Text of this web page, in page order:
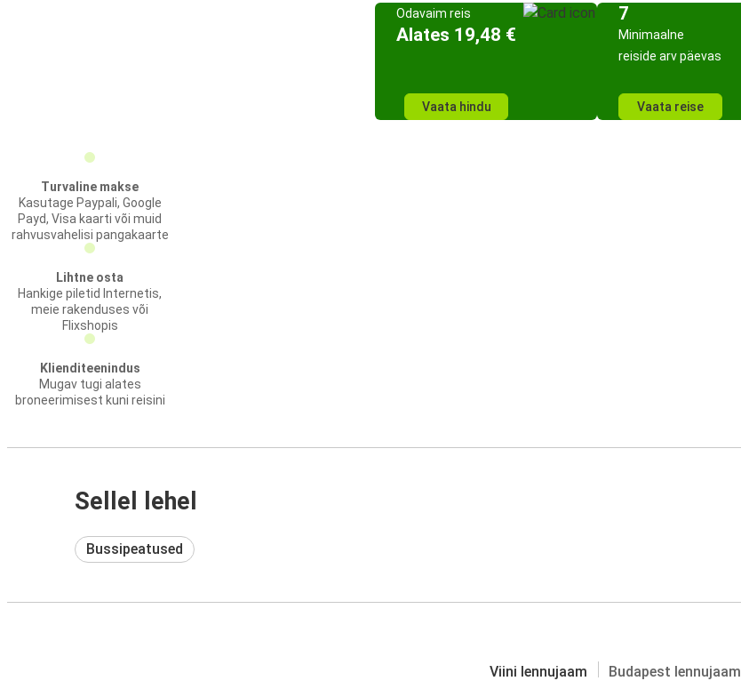
Odavaim reis
Alates 19,48 €
Vaata hindu
7
Minimaalne
reiside arv päevas
Vaata reise
Turvaline makse
Kasutage Paypali, Google
Payd, Visa kaarti või muid
rahvusvahelisi pangakaarte
Lihtne osta
Hankige piletid Internetis,
meie rakenduses või
Flixshopis
Klienditeenindus
Mugav tugi alates
broneerimisest kuni reisini
Sellel lehel
Bussipeatused
Viini lennujaam Budapest lennujaam